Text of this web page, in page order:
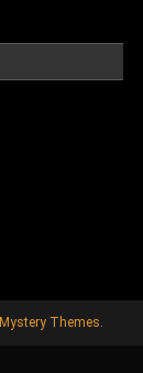
Mystery Themes.